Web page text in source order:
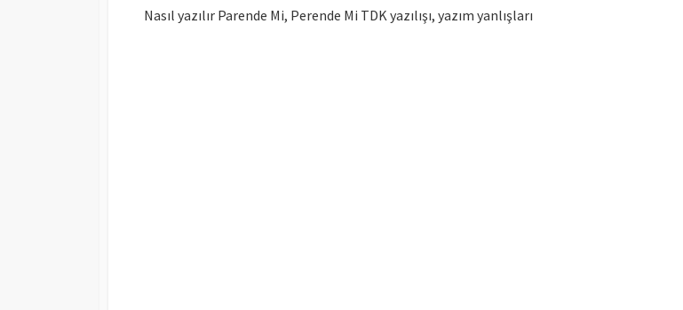
Nasıl yazılır Parende Mi, Perende Mi TDK yazılışı, yazım yanlışları